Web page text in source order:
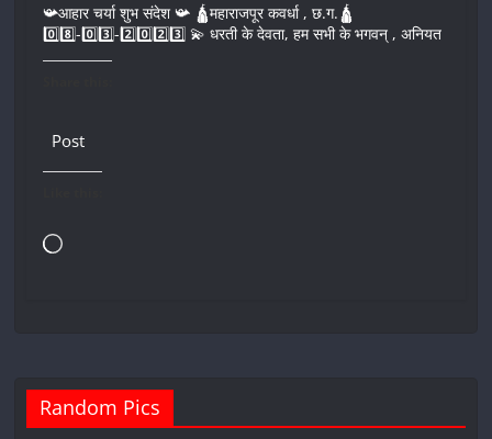
📯आहार चर्या शुभ संदेश 📯 🛕महाराजपूर कवर्धा , छ.ग.🛕
0️⃣8️⃣-0️⃣3️⃣-2️⃣0️⃣2️⃣3️⃣ 💫 धरती के देवता, हम सभी के भगवन् , अनियत
Post
Loading…
Random Pics